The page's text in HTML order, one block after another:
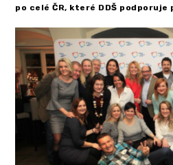
po celé ČR, které DDŠ